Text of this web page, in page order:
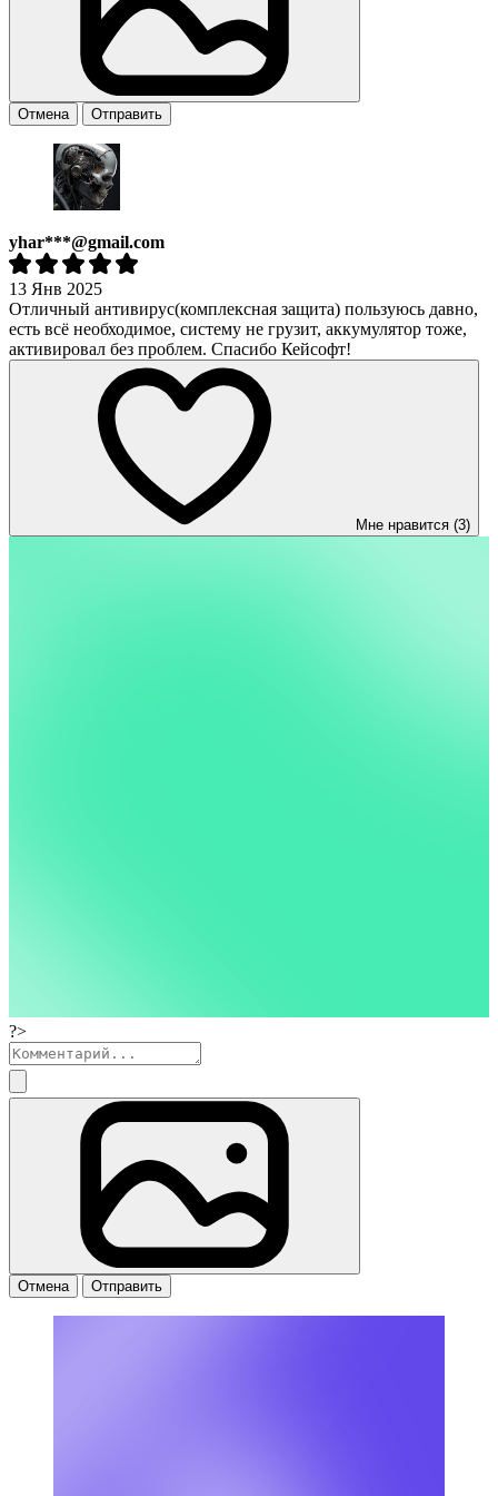
Отмена Отправить
yhar***@gmail.com
13 Янв 2025
Отличный антивирус(комплексная защита) пользуюсь давно,
есть всё необходимое, систему не грузит, аккумулятор тоже,
активировал без проблем. Спасибо Кейсофт!
Мне нравится (3)
?>
Отмена Отправить